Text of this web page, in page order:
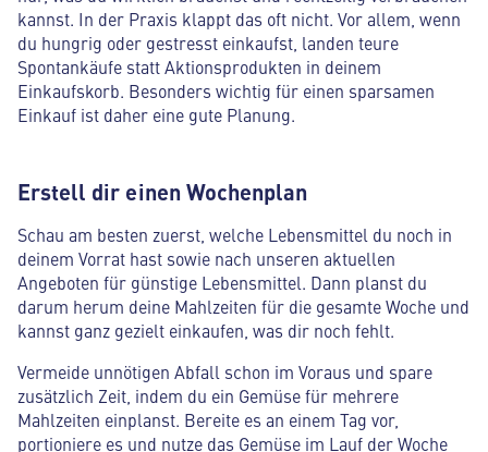
kannst. In der Praxis klappt das oft nicht. Vor allem, wenn
du hungrig oder gestresst einkaufst, landen teure
Spontankäufe statt Aktionsprodukten in deinem
Einkaufskorb. Besonders wichtig für einen sparsamen
Einkauf ist daher eine gute Planung.
Erstell dir einen Wochenplan
Schau am besten zuerst, welche Lebensmittel du noch in
deinem Vorrat hast sowie nach unseren aktuellen
Angeboten für günstige Lebensmittel. Dann planst du
darum herum deine Mahlzeiten für die gesamte Woche und
kannst ganz gezielt einkaufen, was dir noch fehlt.
Vermeide unnötigen Abfall schon im Voraus und spare
zusätzlich Zeit, indem du ein Gemüse für mehrere
Mahlzeiten einplanst. Bereite es an einem Tag vor,
portioniere es und nutze das Gemüse im Lauf der Woche